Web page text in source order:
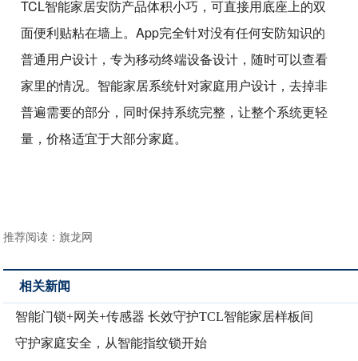
TCL智能家居安防产品体积小巧，可直接用底座上的双
面便利贴粘在墙上。App完全针对没有任何安防知识的
普通用户设计，专为移动终端设备设计，随时可以查看
家里的情况。智能家居系统针对家庭用户设计，去掉非
普遍需要的部分，同时保持系统完整，让整个系统更轻
量，价格适宜于大部分家庭。
推荐阅读：旗龙网
相关新闻
智能门锁+网关+传感器 长效守护TCL智能家居样板间
守护家庭安全，从智能指纹锁开始